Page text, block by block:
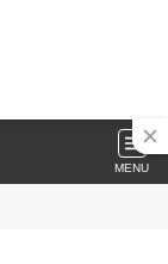
MENU